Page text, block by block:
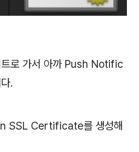
트로 가서 아까 Push Notific
.
SSL Certificate를 생성해